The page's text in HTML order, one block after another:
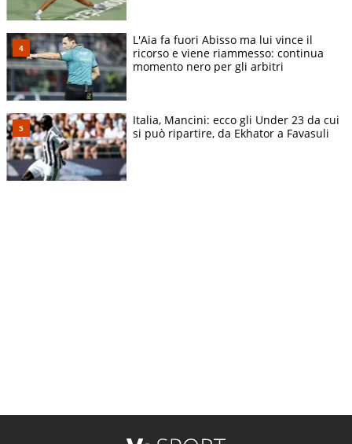
L'Aia fa fuori Abisso ma lui vince il
ricorso e viene riammesso: continua
momento nero per gli arbitri
Italia, Mancini: ecco gli Under 23 da cui
si può ripartire, da Ekhator a Favasuli